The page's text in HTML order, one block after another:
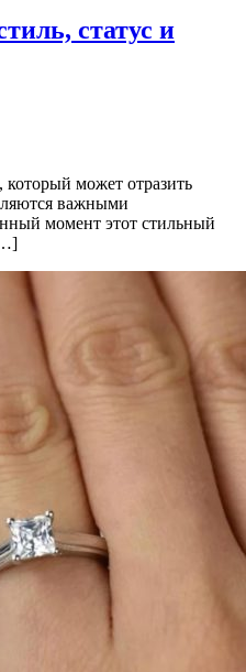
статус и
который может отразить
важными
момент этот стильный